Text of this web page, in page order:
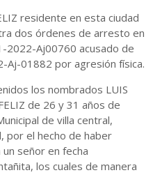
residente en esta ciudad
dos órdenes de arresto en
2022-Aj00760 acusado de
Aj-01882 por agresión física.
los nombrados LUIS
de 26 y 31 años de
de villa central,
por el hecho de haber
señor en fecha
los cuales de manera